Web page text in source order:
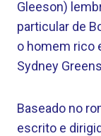
Gleeson)
particular de
o homem rico
Sydney
Baseado no
escrito e